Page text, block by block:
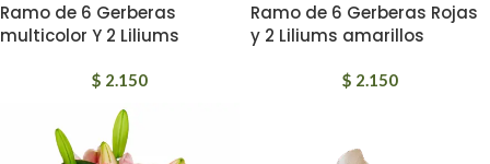
Ramo de 6 Gerberas
multicolor Y 2 Liliums
$ 2.150
Ramo de 6 Gerberas Rojas
y 2 Liliums amarillos
$ 2.150